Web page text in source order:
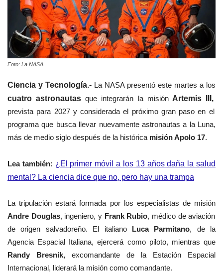
Foto: La NASA
Ciencia y Tecnología.- La NASA presentó este martes a los
cuatro astronautasque integrarán la misiónArtemis III,
prevista para 2027 y considerada el próximo gran paso en el
programa que busca llevar nuevamente astronautas a la Luna,
más de medio siglo después de la histórica misión Apolo 17.
Lea también: ¿El primer móvil a los 13 años daña la salud
mental? La ciencia dice que no, pero hay una trampa
La tripulación estará formada por los especialistas de misión
Andre Douglas, ingeniero, y Frank Rubio, médico de aviación
de origen salvadoreño. El italiano Luca Parmitano, de la
Agencia Espacial Italiana, ejercerá como piloto, mientras que
Randy Bresnik, excomandante de la Estación Espacial
Internacional, liderará la misión como comandante.